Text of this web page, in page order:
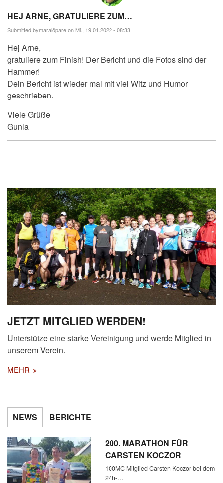
HEJ ARNE, GRATULIERE ZUM…
Submitted bymaralöpareon Mi., 19.01.2022 - 08:33
Hej Arne,
gratuliere zum Finish! Der Bericht und die Fotos sind der
Hammer!
Dein Bericht ist wieder mal mit viel Witz und Humor
geschrieben.
Viele Grüße
Gunla
JETZT MITGLIED WERDEN!
Unterstütze eine starke Vereinigung und werde Mitglied in
unserem Verein.
MEHR
NEWS BERICHTE
200. MARATHON FÜR
CARSTEN KOCZOR
100MC Mitglied Carsten Koczor bei dem
24h-…